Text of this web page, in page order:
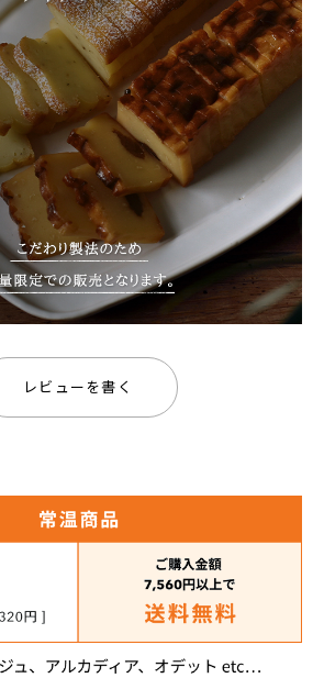
レビューを書く